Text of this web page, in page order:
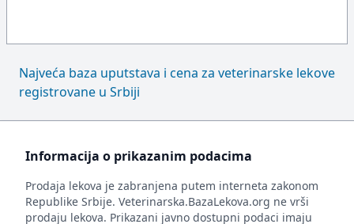
Najveća baza uputstava i cena za veterinarske lekove
registrovane u Srbiji
Informacija o prikazanim podacima
Prodaja lekova je zabranjena putem interneta zakonom
Republike Srbije. Veterinarska.BazaLekova.org ne vrši
prodaju lekova. Prikazani javno dostupni podaci imaju